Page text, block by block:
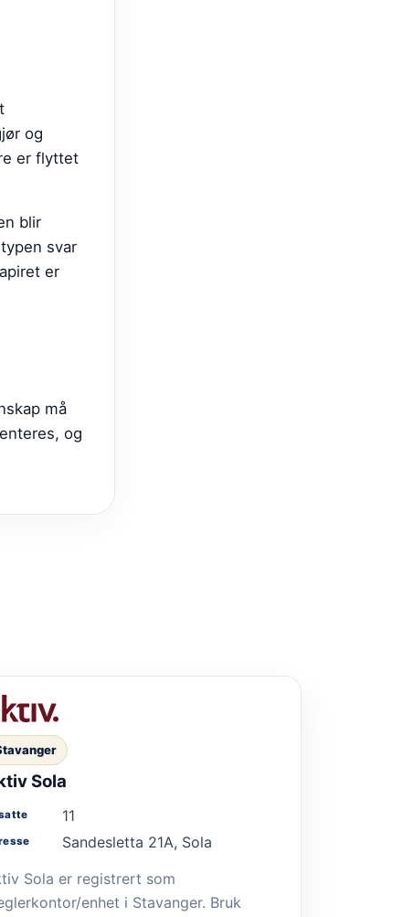
og
er flyttet
blir
svar
er
må
og
Sola
11
Sandesletta 21A, Sola
Sola er registrert som
enhet i Stavanger. Bruk